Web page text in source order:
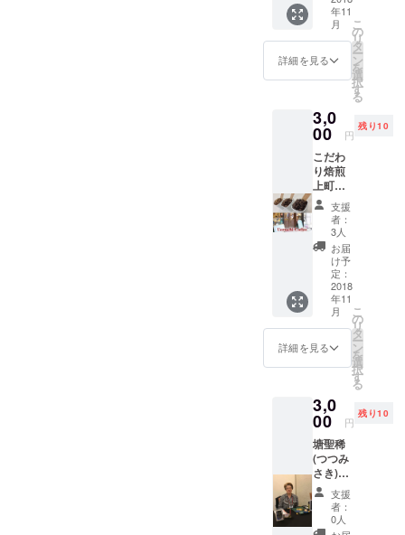
チ 兼 幼
児教育
講師
美 ※パ
パの受
児は子
連れ可
♫(託児
はあり
ませ
ん）
シート
作成の
ため、
生年月
すの
で、発
メール
でご連
絡させ
ていた
だきま
す。 ま
たオン
ライン
又は携
帯にて
診断と
なりま
あわせ
て日程
いただ
きま
す。 (診
断有効
期限２
０１９
年1月
末)。
ている
コー
ヒー農
園のス
ヒーを
お届け
しま
す。※ご
来店い
ただけ
る方、
感謝祭
当日お
受け取
りの方
は送料
分増
量。
「当日
参加さ
れる方
加の旨
をご記
さい」
粉）150
ｇ】～
コー
ヒーを
通して
人と人
る社会
を目指
して～
子ども
大人も
楽しめ
ます。
高品質
のコロ
ンビア
スプレ
モとい
う種類
を、安
心安全
なスイ
ス
フェイ
ンを
99％除
去して
いま
す。※ご
来店い
ただけ
る方、
年11
月
詳細を見る
こ
の
リ
タ
ー
ン
を
選
択
す
る
3,0
00 円
残り10
こだわ
り焙煎
上町珈
琲
【浅・
中・深
煎り】
３つの
焙煎度
のコー
ヒー飲
み比べ
セット
（豆か
粉）飲
み比べ
セット
約30杯
分 ※ご
来店い
ただけ
る方、
感謝祭
当日お
受け取
支援
者：
3人
お届
け予
定：
2018
年11
月
詳細を見る
こ
の
リ
タ
ー
ン
を
選
択
す
る
3,0
00 円
残り10
塘聖稀
(つつみ
さき)鑑
定サロ
ン 塘聖
稀より
あなた
支援
者：
0人